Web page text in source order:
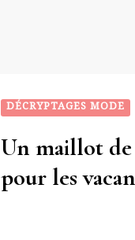
DÉCRYPTAGES MODE
Un maillot
pour les